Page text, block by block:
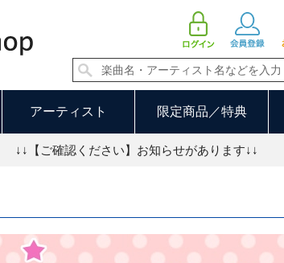
アーティスト 限定商品／特典
↓↓【ご確認ください】お知らせがあります↓↓